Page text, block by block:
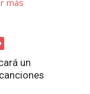
más
un